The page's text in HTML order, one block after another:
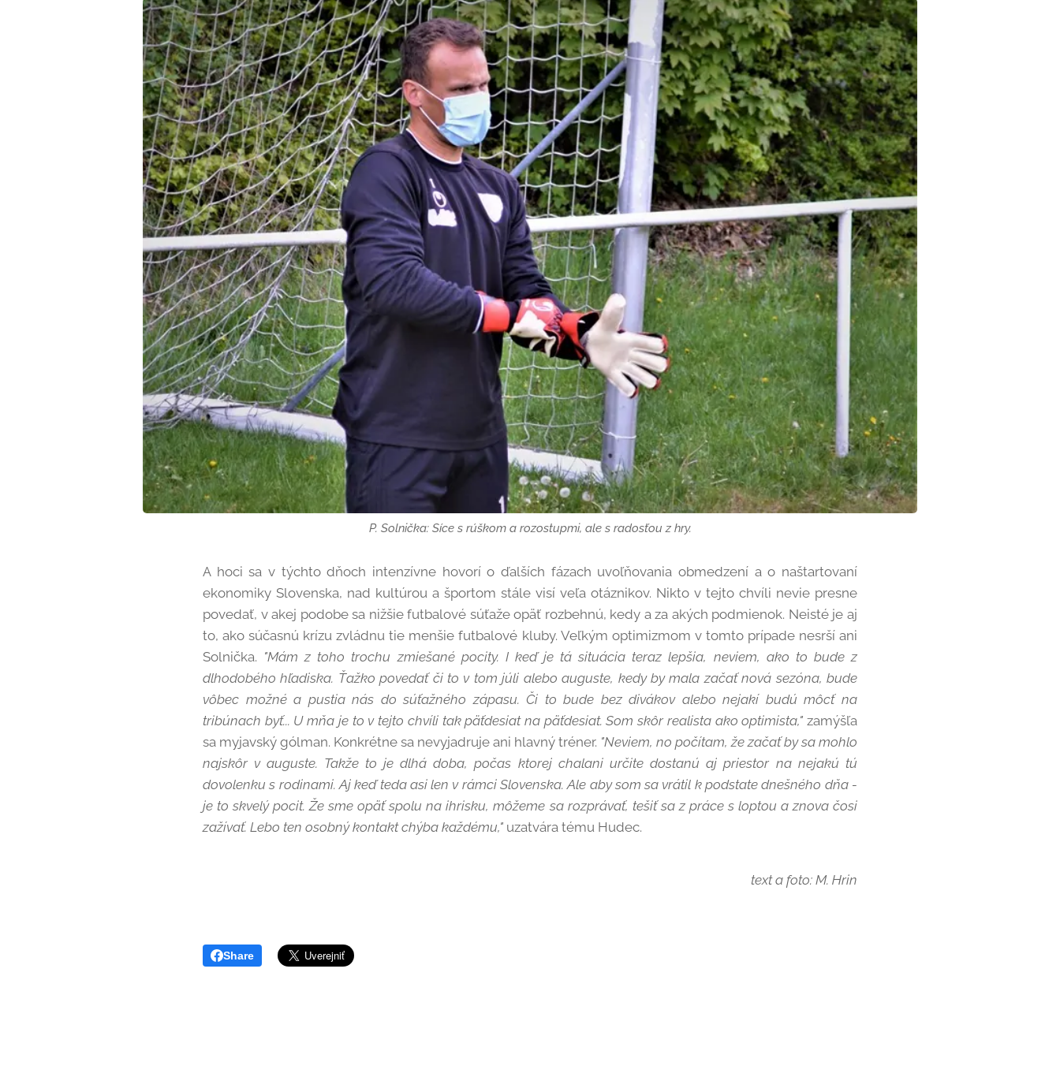
P. Solnička: Síce s rúškom a rozostupmi, ale s radosťou z hry.
A hoci sa v týchto dňoch intenzívne hovorí o ďalších fázach uvoľňovania obmedzení a o naštartovaní
ekonomiky Slovenska, nad kultúrou a športom stále visí veľa otáznikov. Nikto v tejto chvíli nevie presne
povedať, v akej podobe sa nižšie futbalové súťaže opäť rozbehnú, kedy a za akých podmienok. Neisté je aj
to, ako súčasnú krízu zvládnu tie menšie futbalové kluby. Veľkým optimizmom v tomto prípade nesrší ani
Solnička. "Mám z toho trochu zmiešané pocity. I keď je tá situácia teraz lepšia, neviem, ako to bude z
dlhodobého hľadiska. Ťažko povedať či to v tom júli alebo auguste, kedy by mala začať nová sezóna, bude
vôbec možné a pustia nás do súťažného zápasu. Či to bude bez divákov alebo nejakí budú môcť na
tribúnach byť... U mňa je to v tejto chvíli tak päťdesiat na päťdesiat. Som skôr realista ako optimista," zamýšľa
sa myjavský gólman. Konkrétne sa nevyjadruje ani hlavný tréner. "Neviem, no počítam, že začať by sa mohlo
najskôr v auguste. Takže to je dlhá doba, počas ktorej chalani určite dostanú aj priestor na nejakú tú
dovolenku s rodinami. Aj keď teda asi len v rámci Slovenska. Ale aby som sa vrátil k podstate dnešného dňa -
je to skvelý pocit. Že sme opäť spolu na ihrisku, môžeme sa rozprávať, tešiť sa z práce s loptou a znova čosi
zažívať. Lebo ten osobný kontakt chýba každému," uzatvára tému Hudec.
text a foto: M. Hrin
Share